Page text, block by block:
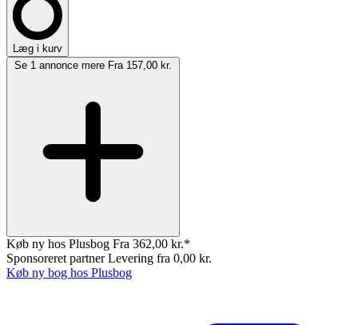
Læg i kurv
Se 1 annonce mere Fra 157,00 kr.
Køb ny hos Plusbog Fra 362,00 kr.*
Sponsoreret partnerLevering fra 0,00 kr.
Køb ny bog hos Plusbog